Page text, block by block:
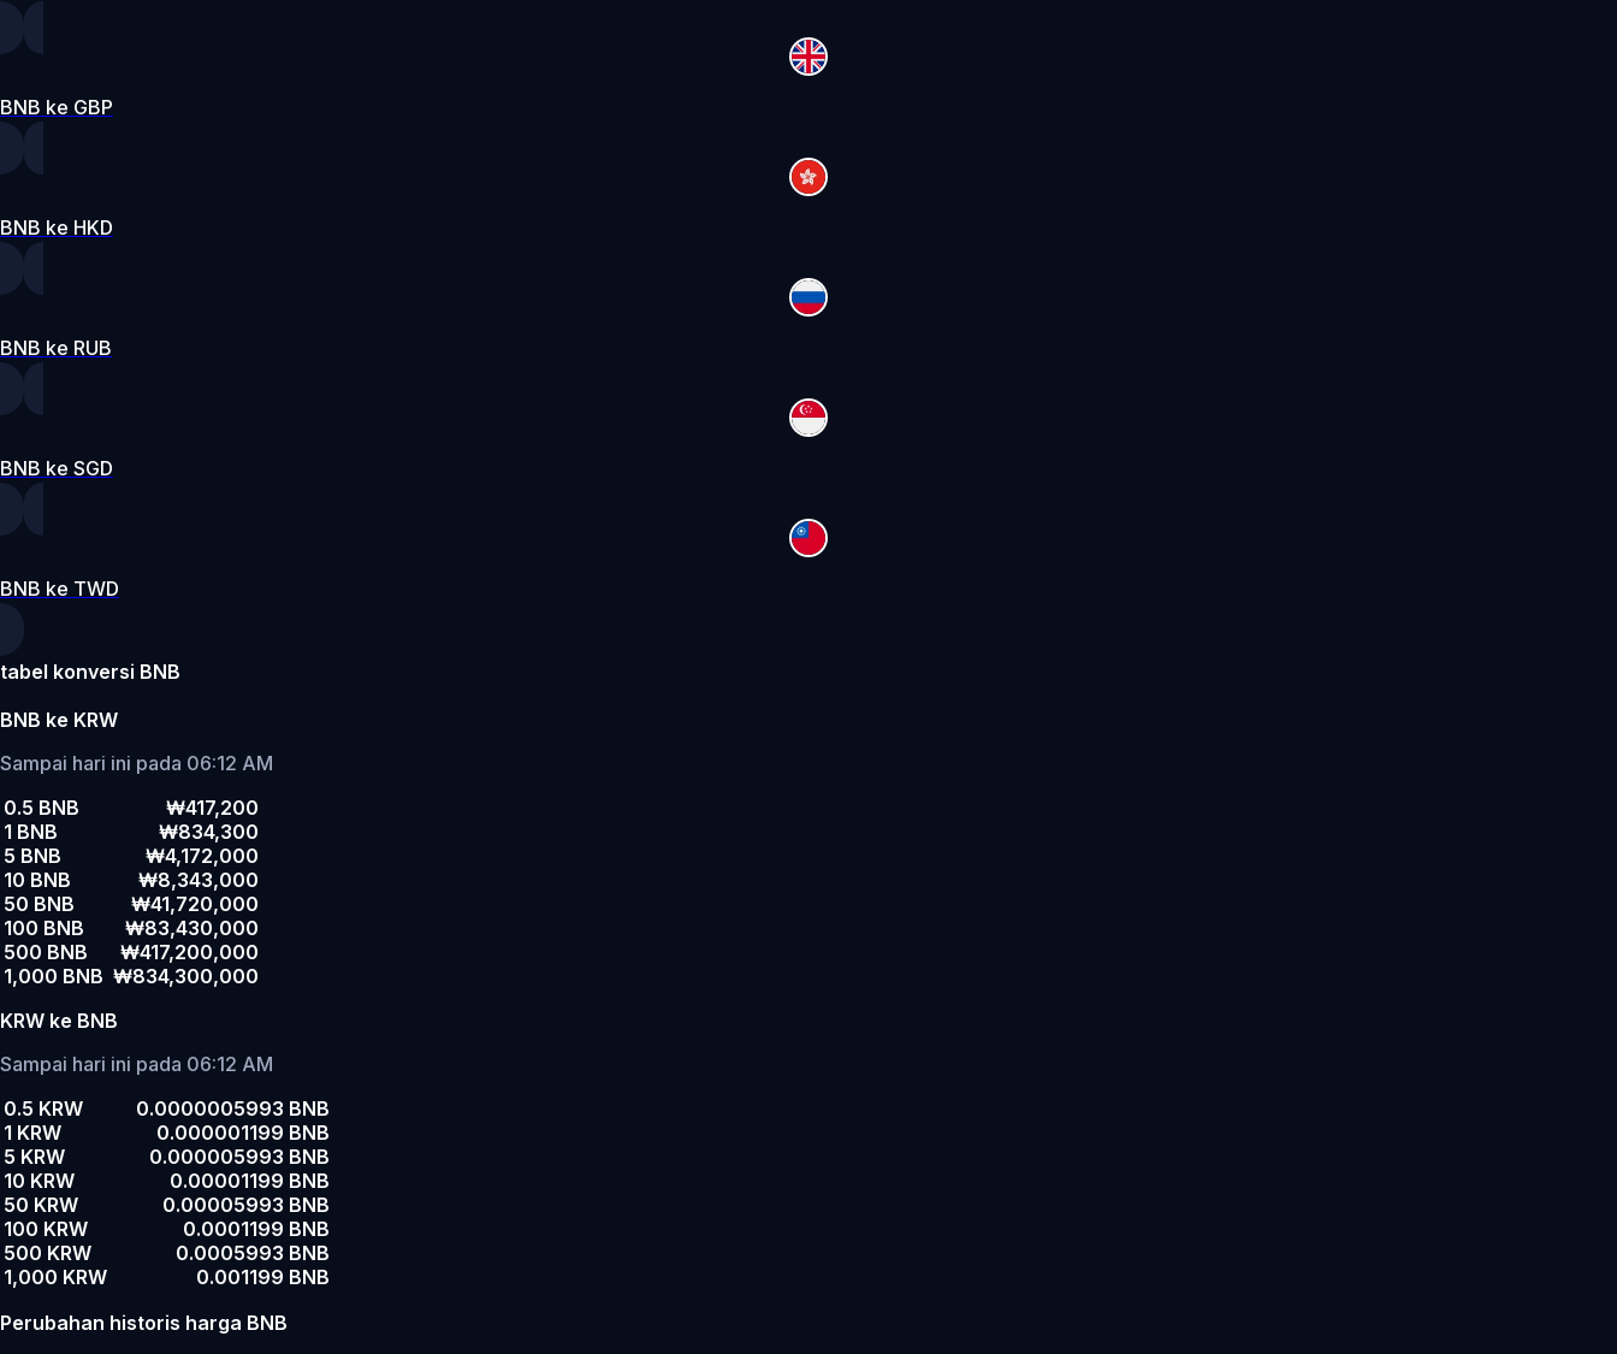
BNB ke GBP
BNB ke HKD
BNB ke RUB
BNB ke SGD
BNB ke TWD
tabel konversi BNB
BNB ke KRW
Sampai hari ini pada 06:12 AM
0.5 BNB
₩417,200
1 BNB
₩834,300
5 BNB
₩4,172,000
10 BNB
₩8,343,000
50 BNB
₩41,720,000
100 BNB
₩83,430,000
500 BNB
₩417,200,000
1,000 BNB ₩834,300,000
KRW ke BNB
Sampai hari ini pada 06:12 AM
0.5 KRW
0.0000005993 BNB
1 KRW
0.000001199 BNB
5 KRW
0.000005993 BNB
10 KRW
0.00001199 BNB
50 KRW
0.00005993 BNB
100 KRW
0.0001199 BNB
500 KRW
0.0005993 BNB
1,000 KRW
0.001199 BNB
Perubahan historis harga BNB